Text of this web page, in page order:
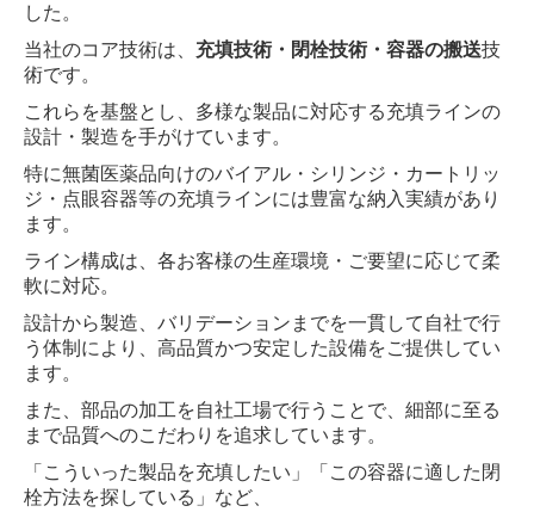
した。
当社のコア技術は、 充填技術・閉栓技術・容器の搬送技
術です。
これらを基盤とし、多様な製品に対応する充填ラインの
設計・製造を手がけています。
特に無菌医薬品向けのバイアル・シリンジ・カートリッ
ジ・点眼容器等の充填ラインには豊富な納入実績があり
ます。
ライン構成は、各お客様の生産環境・ご要望に応じて柔
軟に対応。
設計から製造、バリデーションまでを一貫して自社で行
う体制により、高品質かつ安定した設備をご提供してい
ます。
また、部品の加工を自社工場で行うことで、細部に至る
まで品質へのこだわりを追求しています。
「こういった製品を充填したい」「この容器に適した閉
栓方法を探している」など、